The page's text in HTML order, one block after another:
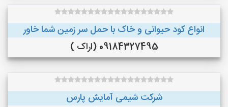
انواع کود حیوانی و خاک با حمل سر زمین شما خاور
09184327495 (اراک )
شرکت شیمی آمایش پارس